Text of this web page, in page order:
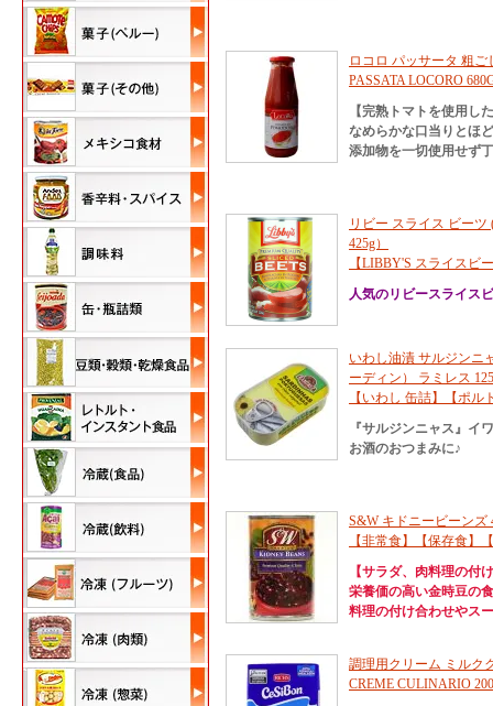
ロコロ パッサータ 粗
PASSATA LOCORO
【完熟トマトを使用し
なめらかな口当りとほ
添加物を一切使用せず
リビー スライス ビー
425g）
【LIBBY'S スライス
人気のリビースライス
いわし油漬 サルジンニ
ーディン） ラミレス
【いわし 缶詰】【ポ
『サルジンニャス』イ
お酒のおつまみに♪
S&W キドニービーン
【非常食】【保存食】
【サラダ、肉料理の付
栄養価の高い金時豆の
料理の付け合わせやス
調理用クリーム ミルク
CREME CULINARIO